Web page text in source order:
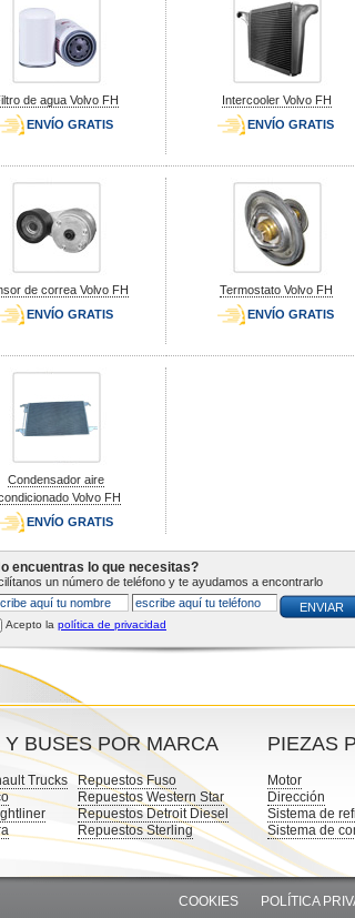
de agua Volvo FH
ENVÍO GRATIS
Intercooler Volvo FH
ENVÍO GRATIS
de correa Volvo FH
ENVÍO GRATIS
Termostato Volvo FH
ENVÍO GRATIS
Condensador aire
Volvo FH
ENVÍO GRATIS
encuentras lo que necesitas?
un número de teléfono y te ayudamos a encontrarlo
Acepto la política de privacidad
BUSES POR MARCA
Trucks
Repuestos Fuso
Repuestos Western Star
Repuestos Detroit Diesel
Repuestos Sterling
PIEZAS
Motor
Dirección
Sistema de
Sistema de
COOKIES POLÍTICA